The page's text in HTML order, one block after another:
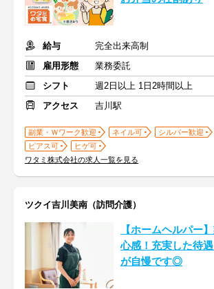
給与
完全出来高制
雇用形態
業務委託
シフト
週2日以上 1日2時間以上
アクセス
吉川駅
副業・Ｗワーク歓迎 ネイル可
シルバー歓迎
ピアス可
ヒゲ可
ワタミ株式会社の求人一覧を見る
ツクイ吉川美南（訪問介護）
【ホームヘルパー
心感！充実した待
が自慢です◎